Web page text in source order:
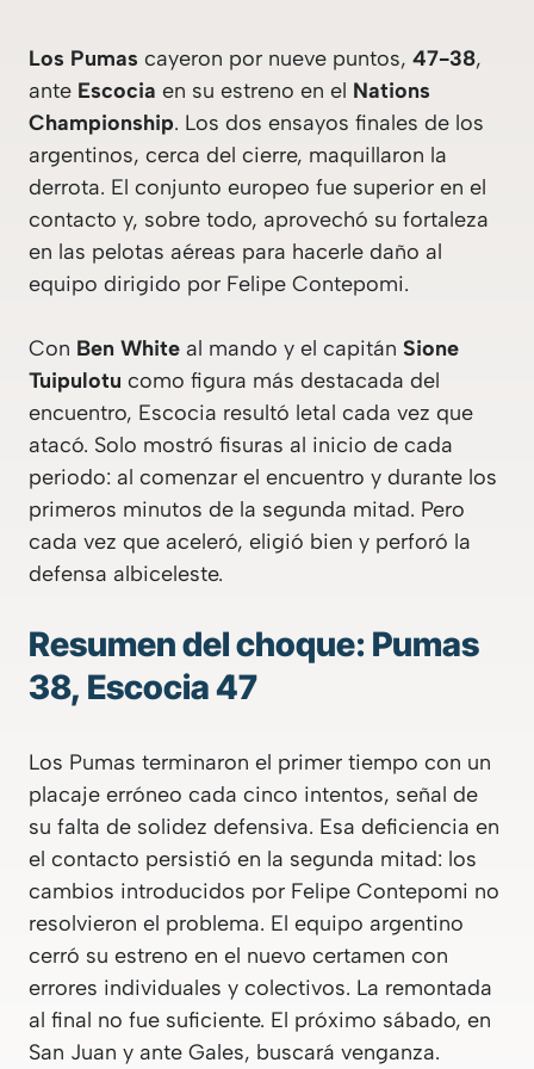
Los Pumas cayeron por nueve puntos, 47-38,
ante Escocia en su estreno en el Nations
Championship. Los dos ensayos finales de los
argentinos, cerca del cierre, maquillaron la
derrota. El conjunto europeo fue superior en el
contacto y, sobre todo, aprovechó su fortaleza
en las pelotas aéreas para hacerle daño al
equipo dirigido por Felipe Contepomi.
Con Ben White al mando y el capitán Sione
Tuipulotu como figura más destacada del
encuentro, Escocia resultó letal cada vez que
atacó. Solo mostró fisuras al inicio de cada
periodo: al comenzar el encuentro y durante los
primeros minutos de la segunda mitad. Pero
cada vez que aceleró, eligió bien y perforó la
defensa albiceleste.
Resumen del choque: Pumas
38, Escocia 47
Los Pumas terminaron el primer tiempo con un
placaje erróneo cada cinco intentos, señal de
su falta de solidez defensiva. Esa deficiencia en
el contacto persistió en la segunda mitad: los
cambios introducidos por Felipe Contepomi no
resolvieron el problema. El equipo argentino
cerró su estreno en el nuevo certamen con
errores individuales y colectivos. La remontada
al final no fue suficiente. El próximo sábado, en
San Juan y ante Gales, buscará venganza.